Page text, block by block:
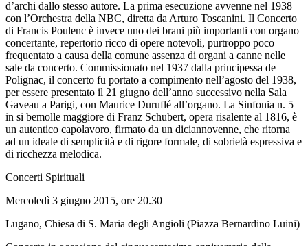
d’archi dallo stesso autore. La prima esecuzione avvenne nel 1938
con l’Orchestra della NBC, diretta da Arturo Toscanini. Il Concerto
di Francis Poulenc è invece uno dei brani più importanti con organo
concertante, repertorio ricco di opere notevoli, purtroppo poco
frequentato a causa della comune assenza di organi a canne nelle
sale da concerto. Commissionato nel 1937 dalla principessa de
Polignac, il concerto fu portato a compimento nell’agosto del 1938,
per essere presentato il 21 giugno dell’anno successivo nella Sala
Gaveau a Parigi, con Maurice Duruflé all’organo. La Sinfonia n. 5
in si bemolle maggiore di Franz Schubert, opera risalente al 1816, è
un autentico capolavoro, firmato da un diciannovenne, che ritorna
ad un ideale di semplicità e di rigore formale, di sobrietà espressiva e
di ricchezza melodica.
Concerti Spirituali
Mercoledì 3 giugno 2015, ore 20.30
Lugano, Chiesa di S. Maria degli Angioli (Piazza Bernardino Luini)